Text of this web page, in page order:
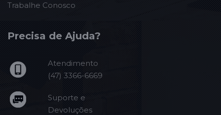
Trabalhe Conosco
Precisa de Ajuda?
Atendimento
(47) 3366-6669
Suporte e
Devoluções